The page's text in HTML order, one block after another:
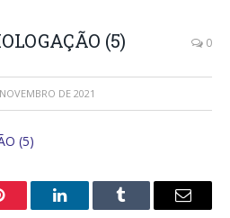
(5) 0
DE 2021
(5)
O
Tumblr
E-